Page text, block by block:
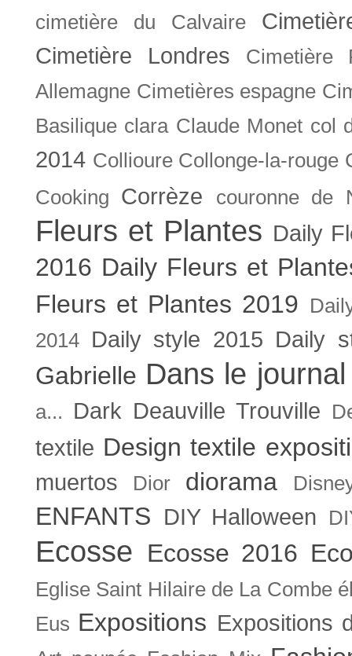
cimetière du Calvaire
Cimetière Londres
Cimetière
Allemagne Cimetières espagne
Basilique clara Claude Monet col
2014 Collioure Collonge-la-rouge
Cooking
Corrèze couronne de
Fleurs et Plantes Daily
2016 Daily Fleurs et
Fleurs et Plantes 2019
2014
Daily style 2015 Daily
Gabrielle Dans le journal
a... Dark Deauville Trouville
textile Design textile
muertos Dior diorama
ENFANTS DIY Halloween
Ecosse Ecosse 2016
Eglise Saint Hilaire de La Combe
Eus Expositions Expositions